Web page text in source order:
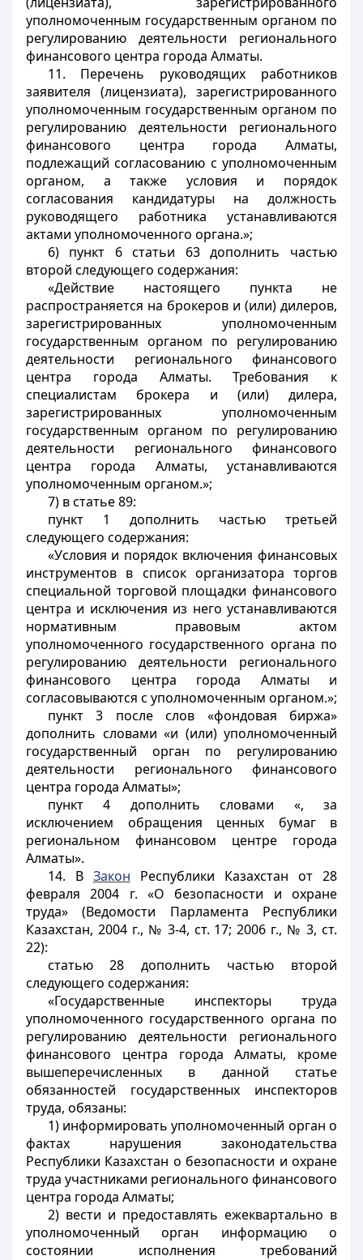
уполномоченным государственным органом по
регулированию деятельности регионального
финансового центра города Алматы.
11. Перечень руководящих работников
заявителя (лицензиата), зарегистрированного
уполномоченным государственным органом по
регулированию деятельности регионального
финансового центра города Алматы,
подлежащий согласованию с уполномоченным
органом, а также условия и порядок
согласования кандидатуры на должность
руководящего работника устанавливаются
актами уполномоченного органа.»;
6) пункт 6 статьи 63 дополнить частью
второй следующего содержания:
«Действие настоящего пункта не
распространяется на брокеров и (или) дилеров,
зарегистрированных уполномоченным
государственным органом по регулированию
деятельности регионального финансового
центра города Алматы. Требования к
специалистам брокера и (или) дилера,
зарегистрированных уполномоченным
государственным органом по регулированию
деятельности регионального финансового
центра города Алматы, устанавливаются
уполномоченным органом.»;
7) в статье 89:
пункт 1 дополнить частью третьей
следующего содержания:
«Условия и порядок включения финансовых
инструментов в список организатора торгов
специальной торговой площадки финансового
центра и исключения из него устанавливаются
нормативным правовым актом
уполномоченного государственного органа по
регулированию деятельности регионального
финансового центра города Алматы и
согласовываются с уполномоченным органом.»;
пункт 3 после слов «фондовая биржа»
дополнить словами «и (или) уполномоченный
государственный орган по регулированию
деятельности регионального финансового
центра города Алматы»;
пункт 4 дополнить словами «, за
исключением обращения ценных бумаг в
региональном финансовом центре города
Алматы».
14. В Закон Республики Казахстан от 28
февраля 2004 г. «О безопасности и охране
труда» (Ведомости Парламента Республики
Казахстан, 2004 г., № 3-4, ст. 17; 2006 г., № 3, ст.
22):
статью 28 дополнить частью второй
следующего содержания:
«Государственные инспекторы труда
уполномоченного государственного органа по
регулированию деятельности регионального
финансового центра города Алматы, кроме
вышеперечисленных в данной статье
обязанностей государственных инспекторов
труда, обязаны:
1) информировать уполномоченный орган о
фактах нарушения законодательства
Республики Казахстан о безопасности и охране
труда участниками регионального финансового
центра города Алматы;
2) вести и предоставлять ежеквартально в
уполномоченный орган информацию о
состоянии исполнения требований